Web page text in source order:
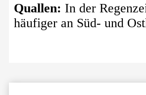
Quallen: In der
häufiger an Süd- und